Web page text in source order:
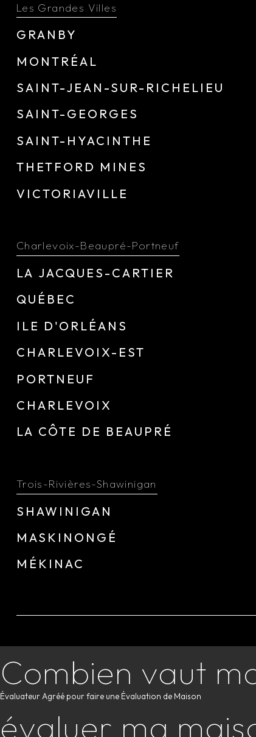
Les Grandes Villes
GRANBY
MONTRÉAL
SAINT-JEAN-SUR-RICHELIEU
SAINT-GEORGES
SAINT-HYACINTHE
THETFORD MINES
VICTORIAVILLE
Charlevoix-Beaupré-Portneuf
LA JACQUES-CARTIER
QUÉBEC
ILE D'ORLÉANS
CHARLEVOIX-EST
PORTNEUF
CHARLEVOIX
LA CÔTE DE BEAUPRÉ
Trois-Rivières-Shawinigan
SHAWINIGAN
MASKINONGÉ
MÉKINAC
Combien vaut
Évaluateur Agréé pour faire une Évaluation de Maison
évaluer ma